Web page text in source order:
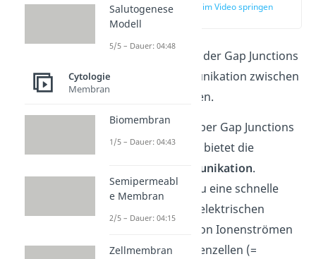
zur Stelle im Video springen
Die Hauptfunktion der Gap Junctions
liegt in der Kommunikation zwischen
benachbarten Zellen.
Eine Möglichkeit über Gap Junctions
zu kommunizieren bietet die
elektrische Kommunikation.
Darunter kannst du eine schnelle
Weiterleitung von elektrischen
Signalen in Form von Ionenströmen
verstehen. In Nervenzellen (=
Salutogenese
Modell
5/5 – Dauer: 04:48
Cytologie
Membran
Biomembran
1/5 – Dauer: 04:43
Semipermeabl
e Membran
2/5 – Dauer: 04:15
Zellmembran